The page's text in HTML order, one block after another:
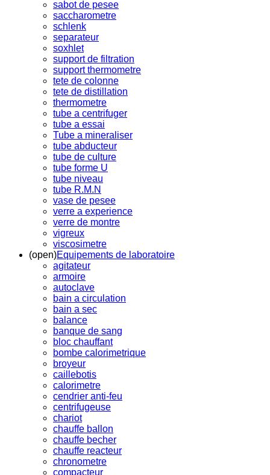
sabot de pesee
saccharometre
schlenk
separateur
soxhlet
support de filtration
support thermometre
tete de colonne
tete de distillation
thermometre
tube a centrifuger
tube a essai
Tube a mineraliser
tube abducteur
tube de culture
tube forme U
tube niveau
tube R.M.N
vase de pesee
verre a experience
verre de montre
vigreux
viscosimetre
(open)Equipements de laboratoire
agitateur
armoire
autoclave
bain a circulation
bain a sec
balance
banque de sang
bloc chauffant
bombe calorimetrique
broyeur
caillebotis
calorimetre
cendrier anti-feu
centrifugeuse
chariot
chauffe ballon
chauffe becher
chauffe reacteur
chronometre
compacteur